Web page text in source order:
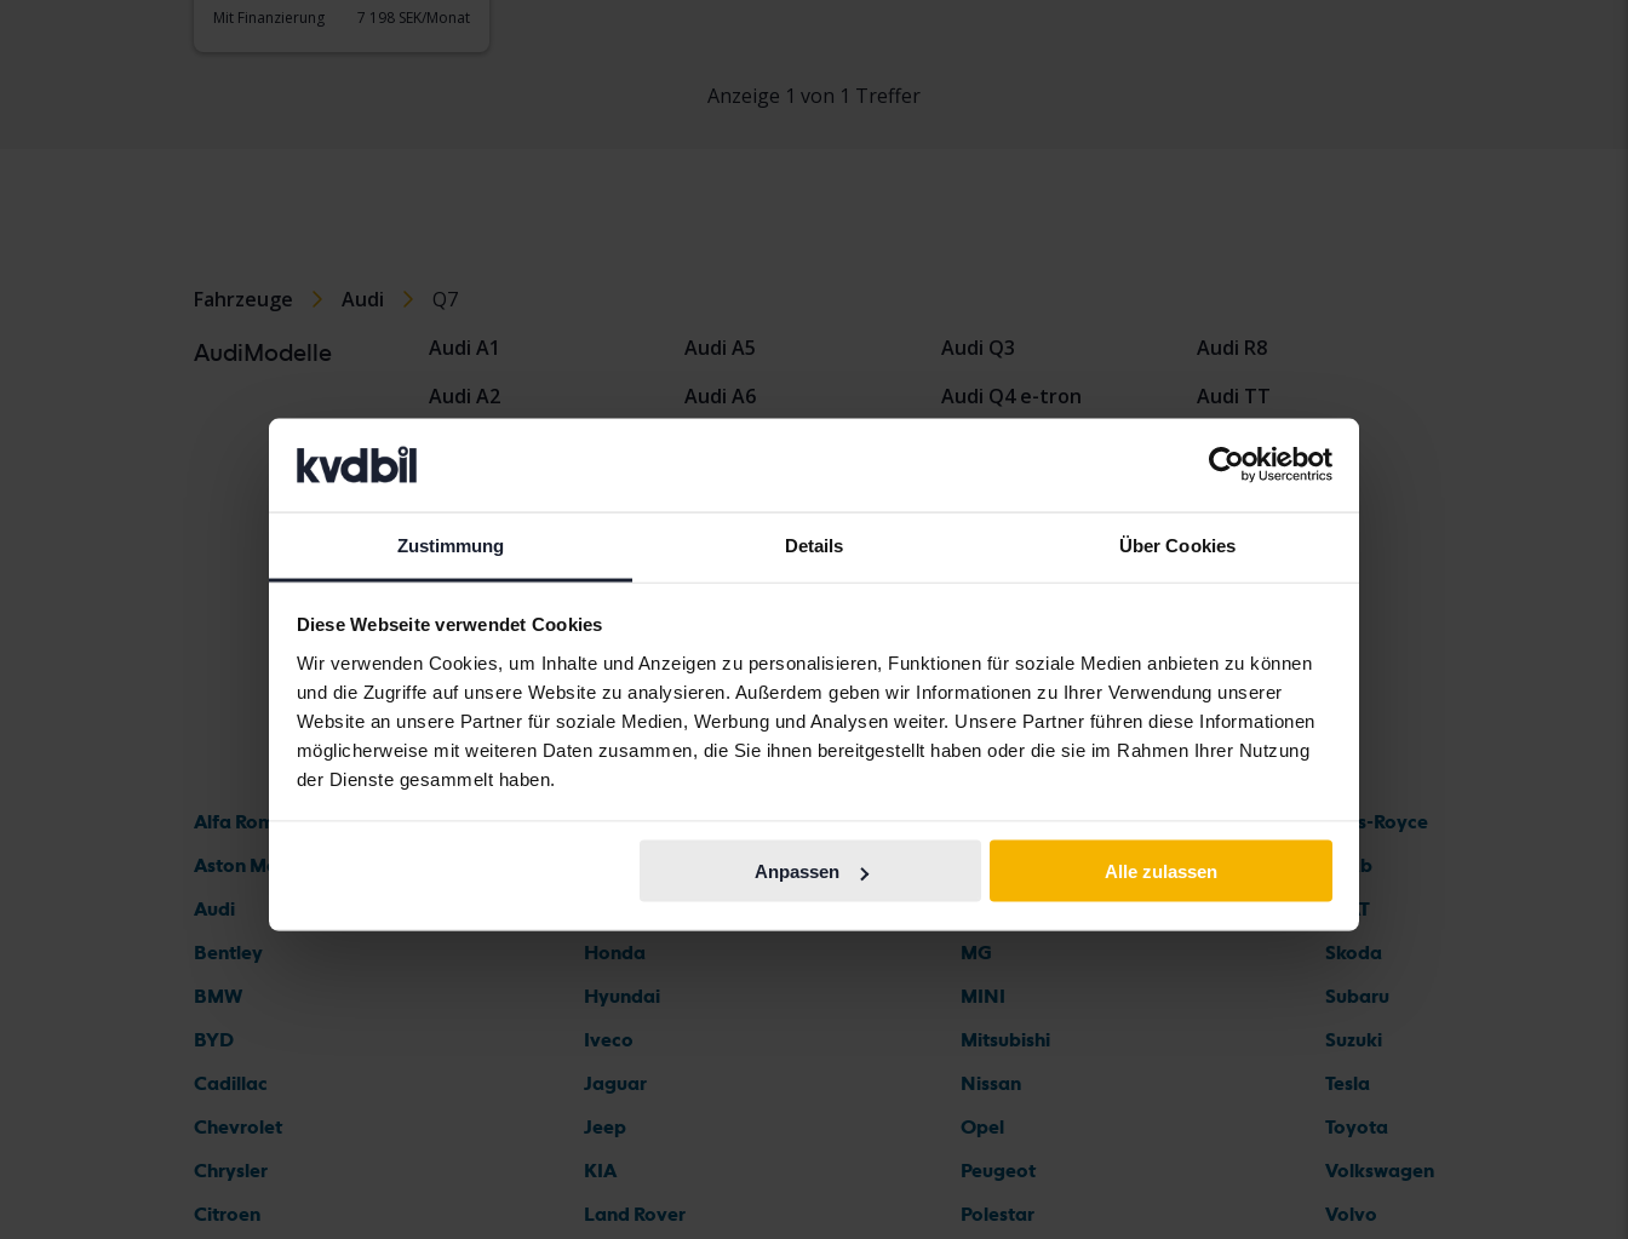
Zustimmung Details Über Cookies
Diese Webseite verwendet Cookies
Wir verwenden Cookies, um Inhalte und Anzeigen zu personalisieren, Funktionen für soziale Medien anbieten zu können
und die Zugriffe auf unsere Website zu analysieren. Außerdem geben wir Informationen zu Ihrer Verwendung unserer
Website an unsere Partner für soziale Medien, Werbung und Analysen weiter. Unsere Partner führen diese Informationen
möglicherweise mit weiteren Daten zusammen, die Sie ihnen bereitgestellt haben oder die sie im Rahmen Ihrer Nutzung
der Dienste gesammelt haben.
Anpassen Alle zulassen
Mit Finanzierung
7 198 SEK/Monat
Anzeige 1 von 1 Treffer
Fahrzeuge Audi Q7
AudiModelle
Audi A1
Audi A2
Audi A5
Audi A6
Audi Q3
Audi Q4 e-tron
Audi R8
Audi TT
Automarken
Alfa Romeo
Aston Martin
Audi
Bentley
BMW
BYD
Cadillac
Chevrolet
Chrysler
Citroen
Honda
Hyundai
Iveco
Jaguar
Jeep
KIA
Land Rover
Mercedes
MG
MINI
Mitsubishi
Nissan
Opel
Peugeot
Polestar
Rolls-Royce
Saab
SEAT
Skoda
Subaru
Suzuki
Tesla
Toyota
Volkswagen
Volvo